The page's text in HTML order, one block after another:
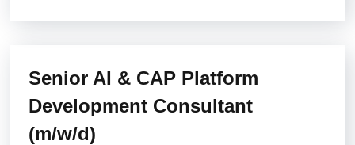
Senior AI & CAP Platform
Development Consultant
(m/w/d)